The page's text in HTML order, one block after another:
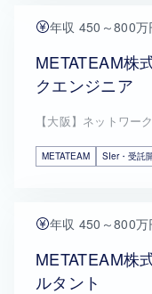
年収 450～800万
METATEAM株
クエンジニア
【大阪】ネットワー
METATEAM SIer・受託
年収 450～800万
METATEAM株
ルタント